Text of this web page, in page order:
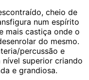
cheio de
num espírito
mais castiça onde o
do mesmo.
percussão e
superior criando
e grandiosa.